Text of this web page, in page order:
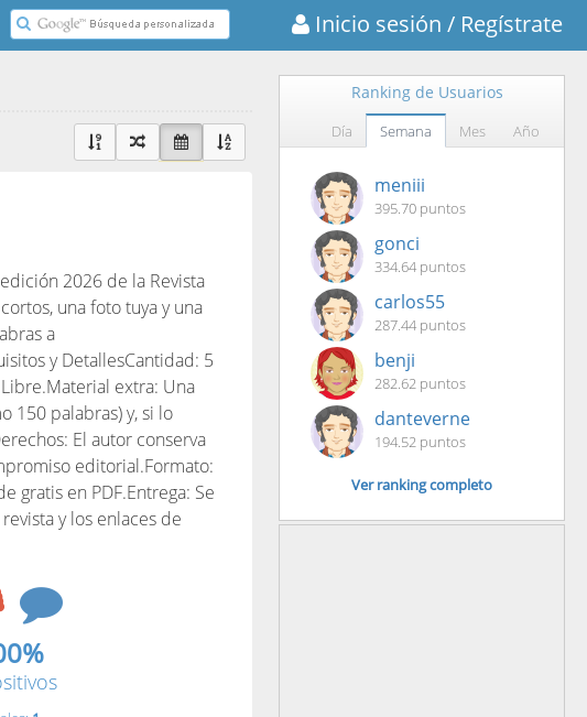
Inicio sesión / Regístrate
2026 de la Revista
una foto tuya y una
a
y DetallesCantidad: 5
extra: Una
150 palabras) y, si lo
El autor conserva
editorial.Formato:
gratis en PDF.Entrega: Se
y los enlaces de
Ranking de Usuarios
Día Semana Mes Año
meniii
395.70 puntos
gonci
334.64 puntos
carlos55
287.44 puntos
benji
282.62 puntos
danteverne
194.52 puntos
Ver ranking completo